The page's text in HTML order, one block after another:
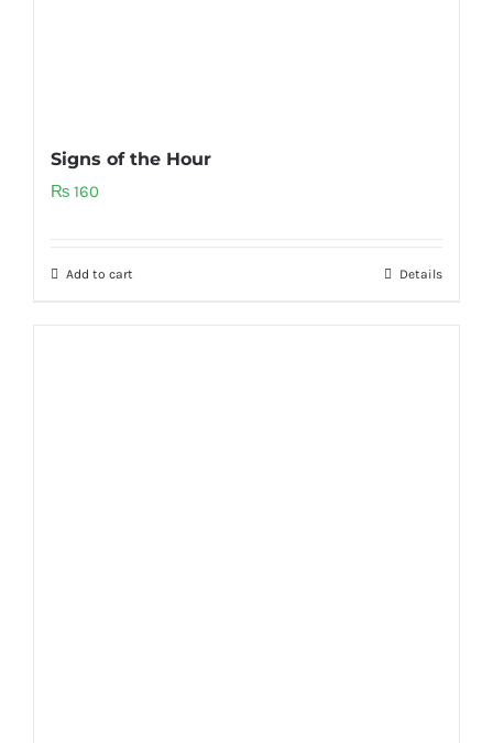
Signs of the Hour
₨ 160
Add to cart Details